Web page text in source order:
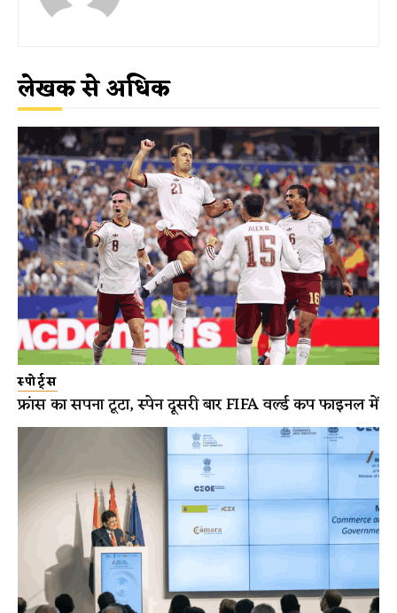
लेखक से अधिक
स्पोर्ट्स
फ्रांस का सपना टूटा, स्पेन दूसरी बार FIFA वर्ल्ड कप फाइनल में